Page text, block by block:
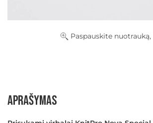
Paspauskite
Aprašymas